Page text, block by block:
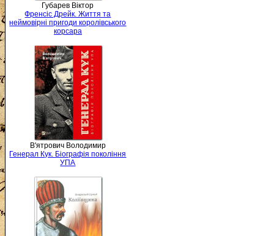
Губарев Віктор
Френсіс Дрейк. Життя та
неймовірні пригоди королівського
корсара
В'ятрович Володимир
Генерал Кук. Біографія покоління
УПА